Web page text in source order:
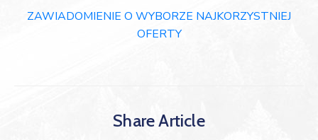
ZAWIADOMIENIE O WYBORZE NAJKORZYSTNIEJ
OFERTY
Share Article